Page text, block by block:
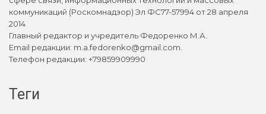
коммуникаций (Роскомнадзор) Эл ФС77-57994 от 28 апреля
2014
Главный редактор и учредитель Федоренко М.А.
Email редакции: m.a.fedorenko@gmail.com.
Телефон редакции: +79859909990
Теги